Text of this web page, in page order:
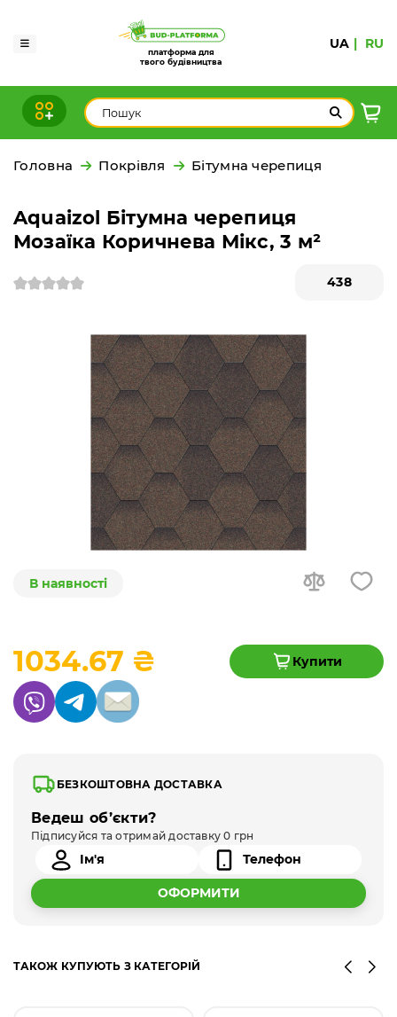
платформа для
твого будівництва
UA RU
Головна Покрівля Бітумна черепиця
Aquaizol Бітумна черепиця
Мозаїка Коричнева Мікс, 3 м²
438
В наявності
1034.67 ₴ Купити
БЕЗКОШТОВНА ДОСТАВКА
Ведеш об’єкти?
Підписуйся та отримай доставку 0 грн
ОФОРМИТИ
ТАКОЖ КУПУЮТЬ З КАТЕГОРІЙ